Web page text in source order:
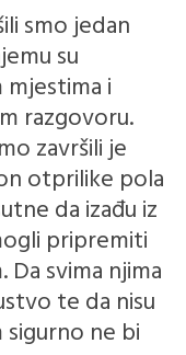
smo jedan
su
i
razgovoru.
završili je
otprilike pola
da izađu iz
pripremiti
svima njima
te da nisu
ne bi